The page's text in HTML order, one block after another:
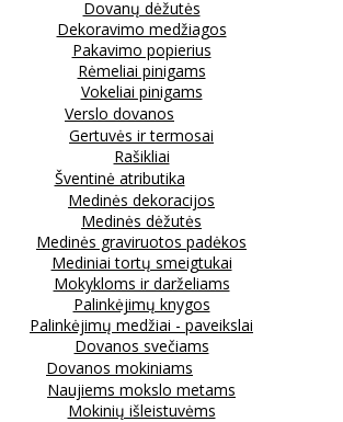
Dovanų dėžutės
Dekoravimo medžiagos
Pakavimo popierius
Rėmeliai pinigams
Vokeliai pinigams
Verslo dovanos
Gertuvės ir termosai
Rašikliai
Šventinė atributika
Medinės dekoracijos
Medinės dėžutės
Medinės graviruotos padėkos
Mediniai tortų smeigtukai
Mokykloms ir darželiams
Palinkėjimų knygos
Palinkėjimų medžiai - paveikslai
Dovanos svečiams
Dovanos mokiniams
Naujiems mokslo metams
Mokinių išleistuvėms